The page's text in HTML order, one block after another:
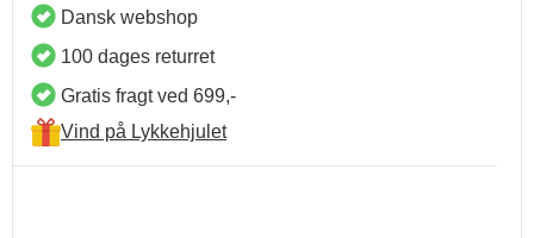
Dansk webshop
100 dages returret
Gratis fragt ved 699,-
Vind på Lykkehjulet